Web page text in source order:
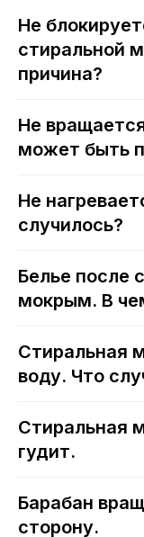
Не
стиральной
причина?
Не
может быть
Не
случилось?
Белье после
мокрым. В
Стиральная
воду. Что
Стиральная
гудит.
Барабан
сторону.